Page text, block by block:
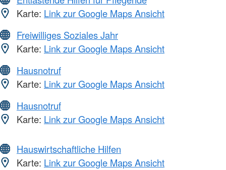
Karte: Link zur Google Maps Ansicht
Freiwilliges Soziales Jahr
Karte: Link zur Google Maps Ansicht
Hausnotruf
Karte: Link zur Google Maps Ansicht
Hausnotruf
Karte: Link zur Google Maps Ansicht
Hauswirtschaftliche Hilfen
Karte: Link zur Google Maps Ansicht